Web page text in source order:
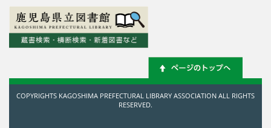
COPYRIGHTS KAGOSHIMA PREFECTURAL LIBRARY ASSOCIATION ALL RIGHTS
RESERVED.